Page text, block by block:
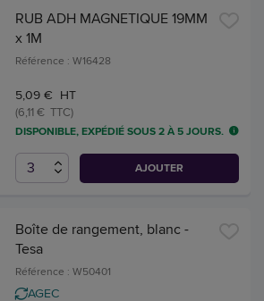
RUB ADH MAGNETIQUE 19MM
x 1M
Référence : W16428
5,09 € HT
(6,11 € TTC)
DISPONIBLE, EXPÉDIÉ SOUS 2 À 5 JOURS.
AJOUTER
Boîte de rangement, blanc -
Tesa
Référence : W50401
AGEC